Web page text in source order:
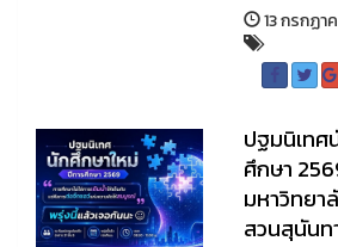
13 กรกฏา
ปฐมนิเทศ
ศึกษา
มหาวิทยา
สวนสุนันท